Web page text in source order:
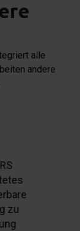
alle
andere
2017
an